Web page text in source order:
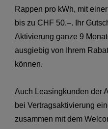
Rappen pro kWh, mit
bis zu CHF 50.–. Ihr
Aktivierung ganze 9
ausgiebig von Ihrem
können.
Auch Leasingkunden der
bei Vertragsaktivierung
zusammen mit dem